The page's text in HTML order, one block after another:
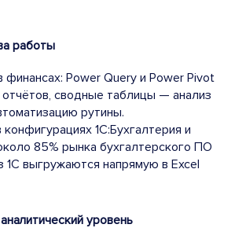
работы
финансах: Power Query и Power Pivot
сводные таблицы — анализ
рутины.
1С:Бухгалтерия и
85% рынка бухгалтерского ПО
1С выгружаются напрямую в Excel
уровень